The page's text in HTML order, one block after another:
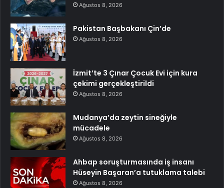
Ağustos 8, 2026
Pakistan Başbakanı Çin’de
Ağustos 8, 2026
İzmit’te 3 Çınar Çocuk Evi için kura
çekimi gerçekleştirildi
Ağustos 8, 2026
Mudanya’da zeytin sineğiyle
mücadele
Ağustos 8, 2026
Ahbap soruşturmasında iş insanı
Hüseyin Başaran’a tutuklama talebi
Ağustos 8, 2026